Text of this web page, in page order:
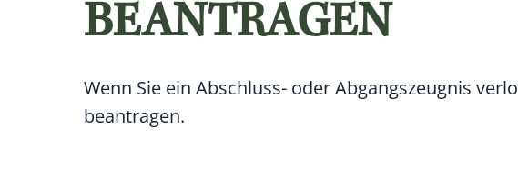
BEANTRAGEN
Wenn Sie ein Abschluss- oder Abgangszeugnis
beantragen.